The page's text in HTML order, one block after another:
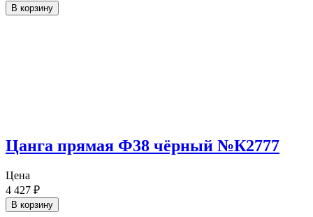
В корзину
Цанга прямая Ф38 чёрный №К2777
Цена
4 427 ₽
В корзину